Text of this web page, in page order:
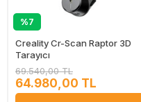
%7
Creality Cr-Scan Raptor 3D
Tarayıcı
69.540,00 TL
64.980,00 TL